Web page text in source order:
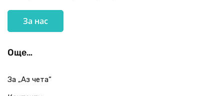
За нас
Още…
За „Аз чета“